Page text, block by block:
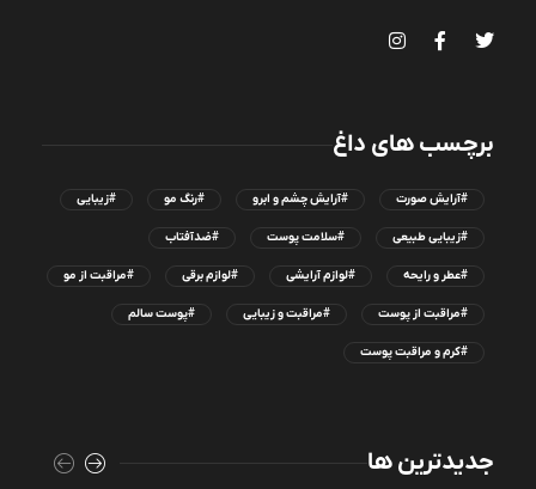
برچسب های داغ
#آرایش صورت #آرایش چشم و ابرو #رنگ مو #زیبایی
#زیبایی طبیعی #سلامت پوست #ضدآفتاب
#عطر و رایحه #لوازم آرایشی #لوازم برقی #مراقبت از مو
#مراقبت از پوست #مراقبت و زیبایی #پوست سالم
#کرم و مراقبت پوست
جدیدترین ها